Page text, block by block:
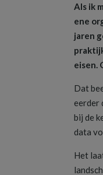
Als ik
ene
jaren
eisen.
Dat
eerder
bij de
data
Het